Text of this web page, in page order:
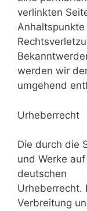
verlinkten
Anhaltspunkte
werden wir
umgehend
Urheberrecht
Die durch die
und Werke
deutschen
Urheberrecht.
Verbreitung